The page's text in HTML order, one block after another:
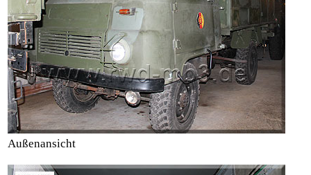
Außenansicht